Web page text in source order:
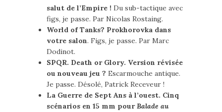
salut de l’Empire ! Du sub-tactique avec
figs, je passe. Par Nicolas Rostaing.
World of Tanks? Prokhorovka dans
votre salon. Figs, je passe. Par Marc
Dodinot.
SPQR. Death or Glory. Version révisée
ou nouveau jeu ? Escarmouche antique.
Je passe. Désolé, Patrick Receveur !
La Guerre de Sept Ans à l’ouest. Cinq
scénarios en 15 mm pourBalade au